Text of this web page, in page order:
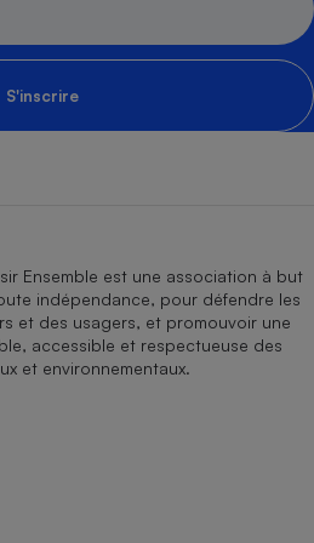
S'inscrire
Ensemble est une association à but
indépendance, pour défendre les
et des usagers, et promouvoir une
accessible et respectueuse des
et environnementaux.